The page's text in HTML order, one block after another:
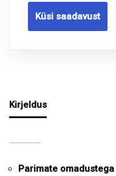
Küsi saadavust
Kirjeldus
Parimate omadustega